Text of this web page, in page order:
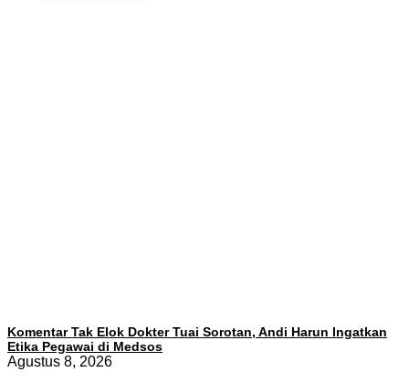
Komentar Tak Elok Dokter Tuai Sorotan, Andi Harun Ingatkan
Etika Pegawai di Medsos
Agustus 8, 2026